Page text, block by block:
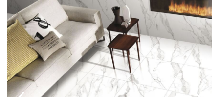
выразительной и контрастной структурой и
графикой.
Керамогранит Неодом Sixty используется для
отделки полов и стен в любых помещениях:
гостиных, прихожих, ванных комнатах, холлах, а
также различных общественных пространствах.
Элегантная красота мрамора и оникса в
сочетании с приятными пастельными оттенками